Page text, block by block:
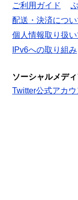
ご利用ガイド
配送・決済につい
個人情報取り扱
IPv6への取り組み
ソーシャルメデ
Twitter公式アカウ